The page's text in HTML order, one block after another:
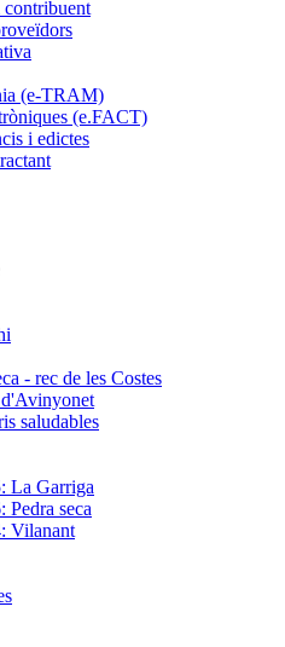
contribuent
(e-TRAM)
(e.FACT)
i edictes
- rec de les Costes
saludables
La Garriga
Pedra seca
Vilanant